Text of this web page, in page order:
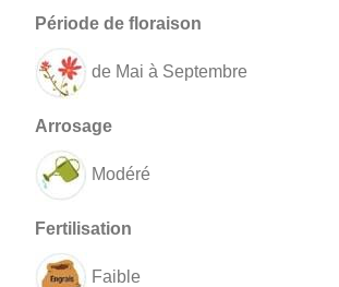
de Mai à Septembre
Modéré
Faible